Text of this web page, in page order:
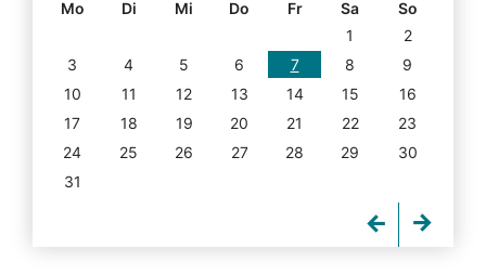
Mo Di Mi Do Fr Sa
So
1
2
3
4 5 6 7 8
9
10
11 12 13 14 15
16
17
18 19 20 21 22
23
24
25 26 27 28 29
30
31